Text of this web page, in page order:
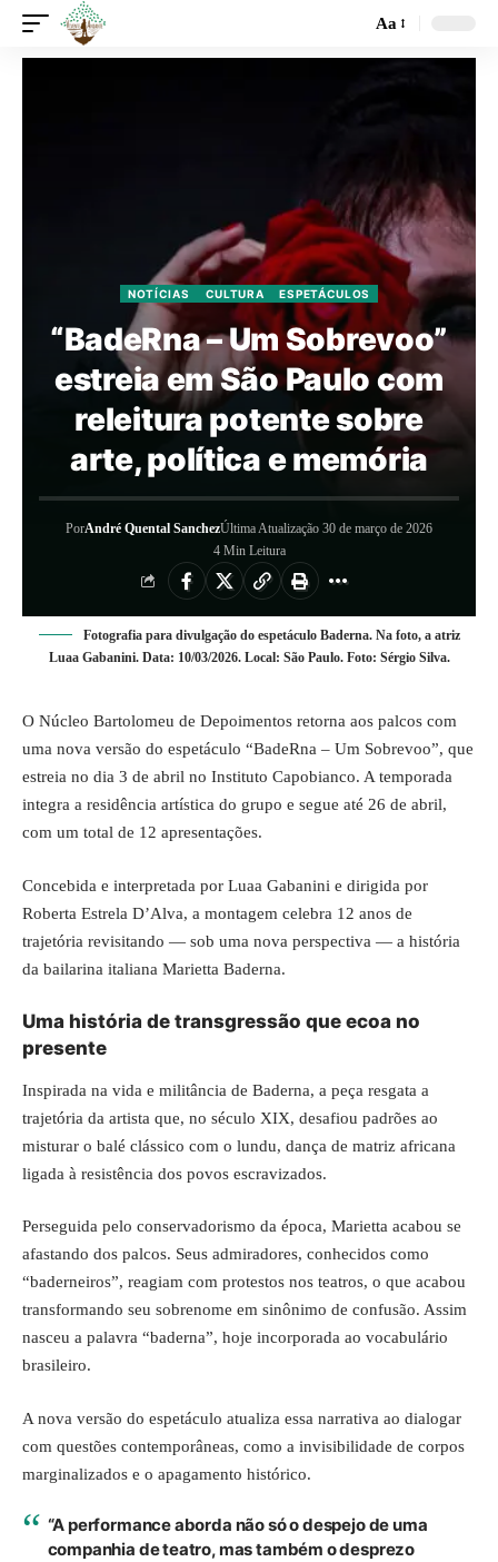
Aa
NOTÍCIAS CULTURA ESPETÁCULOS
“BadeRna – Um Sobrevoo”
estreia em São Paulo com
releitura potente sobre
arte, política e memória
PorAndré Quental SanchezÚltima Atualização 30 de março de 2026
4 Min Leitura
Fotografia para divulgação do espetáculo Baderna. Na foto, a atriz
Luaa Gabanini. Data: 10/03/2026. Local: São Paulo. Foto: Sérgio Silva.
O Núcleo Bartolomeu de Depoimentos retorna aos palcos com
uma nova versão do espetáculo “BadeRna – Um Sobrevoo”, que
estreia no dia 3 de abril no Instituto Capobianco. A temporada
integra a residência artística do grupo e segue até 26 de abril,
com um total de 12 apresentações.
Concebida e interpretada por Luaa Gabanini e dirigida por
Roberta Estrela D’Alva, a montagem celebra 12 anos de
trajetória revisitando — sob uma nova perspectiva — a história
da bailarina italiana Marietta Baderna.
Uma história de transgressão que ecoa no
presente
Inspirada na vida e militância de Baderna, a peça resgata a
trajetória da artista que, no século XIX, desafiou padrões ao
misturar o balé clássico com o lundu, dança de matriz africana
ligada à resistência dos povos escravizados.
Perseguida pelo conservadorismo da época, Marietta acabou se
afastando dos palcos. Seus admiradores, conhecidos como
“baderneiros”, reagiam com protestos nos teatros, o que acabou
transformando seu sobrenome em sinônimo de confusão. Assim
nasceu a palavra “baderna”, hoje incorporada ao vocabulário
brasileiro.
A nova versão do espetáculo atualiza essa narrativa ao dialogar
com questões contemporâneas, como a invisibilidade de corpos
marginalizados e o apagamento histórico.
“A performance aborda não só o despejo de uma
companhia de teatro, mas também o desprezo